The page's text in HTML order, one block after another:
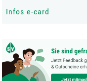
Infos e-card